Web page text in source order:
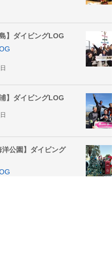
】ダイビングLOG
】ダイビングLOG
公園】ダイビング